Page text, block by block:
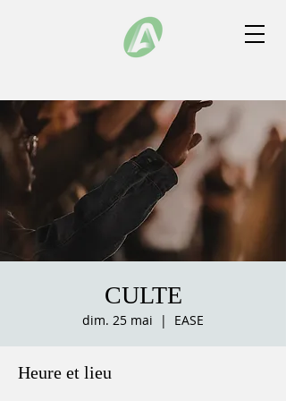
CULTE
dim. 25 mai
  |
EASE
Heure et lieu